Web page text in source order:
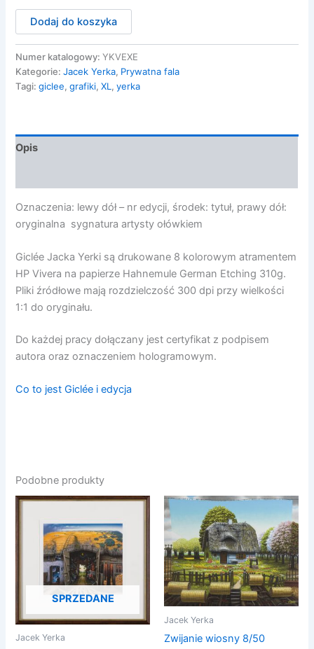
ilość
Prywatna
fala
12/50
XL
Dodaj do koszyka
Numer katalogowy:YKVEXE
Kategorie:Jacek Yerka, Prywatna fala
Tagi:giclee,grafiki,XL ,yerka
Opis
Oznaczenia: lewy dół – nr edycji, środek: tytuł, prawy dół:
oryginalna sygnatura artysty ołówkiem
Giclée Jacka Yerki są drukowane 8 kolorowym atramentem
HP Vivera na papierze Hahnemule German Etching 310g.
Pliki źródłowe mają rozdzielczość 300 dpi przy wielkości
1:1 do oryginału.
Do każdej pracy dołączany jest certyfikat z podpisem
autora oraz oznaczeniem hologramowym.
Co to jest Giclée i edycja
Podobne produkty
SPRZEDANE
Jacek Yerka
Jacek Yerka
Zwijanie wiosny 8/50